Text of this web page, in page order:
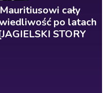
cały
po latach
STORY